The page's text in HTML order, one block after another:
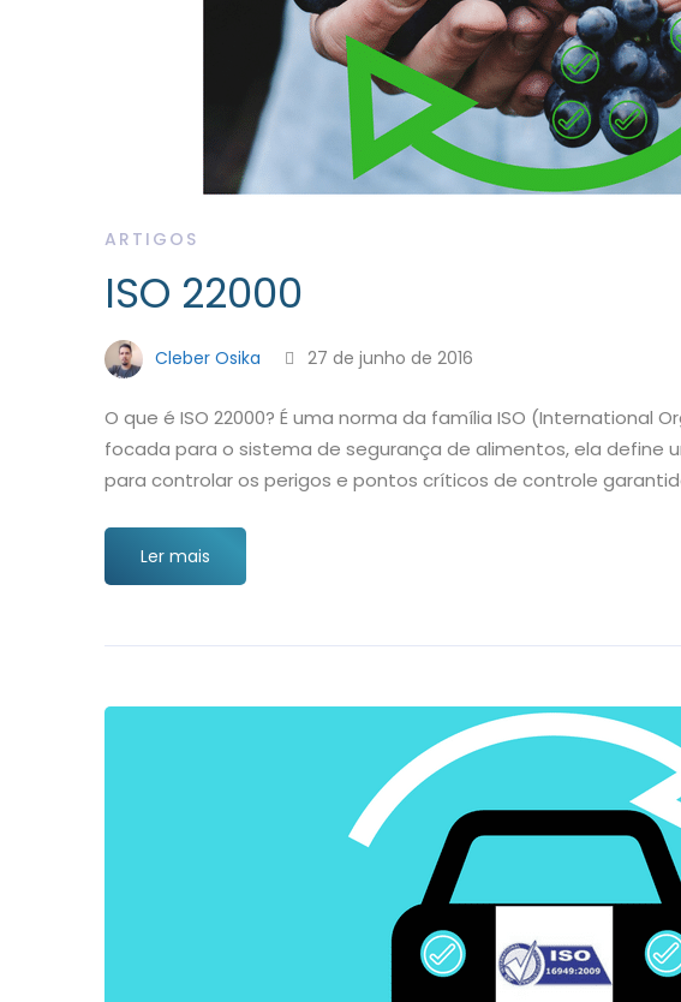
ARTIGOS
ISO 22000
Cleber Osika 27 de junho de 2016
O que é ISO 22000? É uma norma da família ISO (International
focada para o sistema de segurança de alimentos, ela define
para controlar os perigos e pontos críticos de controle
Ler mais